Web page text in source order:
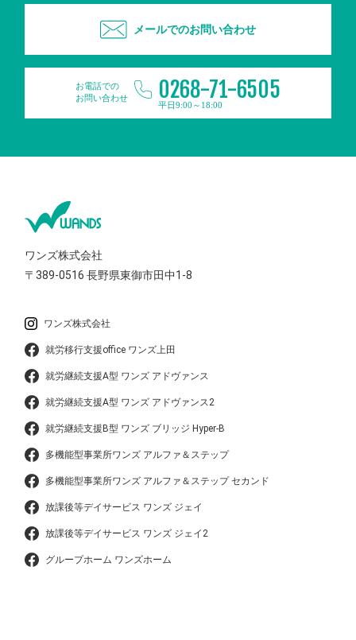
メールでのお問い合わせ
お電話での
お問い合わせ
0268-71-6505
平日9:00～18:00
ワンズ株式会社
〒389-0516長野県東御市田中1-8
ワンズ株式会社
就労移行支援office ワンズ上田
就労継続支援A型 ワンズ アドヴァンス
就労継続支援A型 ワンズ アドヴァンス2
就労継続支援B型 ワンズ ブリッジ Hyper-B
多機能型事業所ワンズ アルファ＆ステップ
多機能型事業所ワンズ アルファ＆ステップ セカンド
放課後等デイサービス ワンズ ジェイ
放課後等デイサービス ワンズ ジェイ2
グループホーム ワンズホーム